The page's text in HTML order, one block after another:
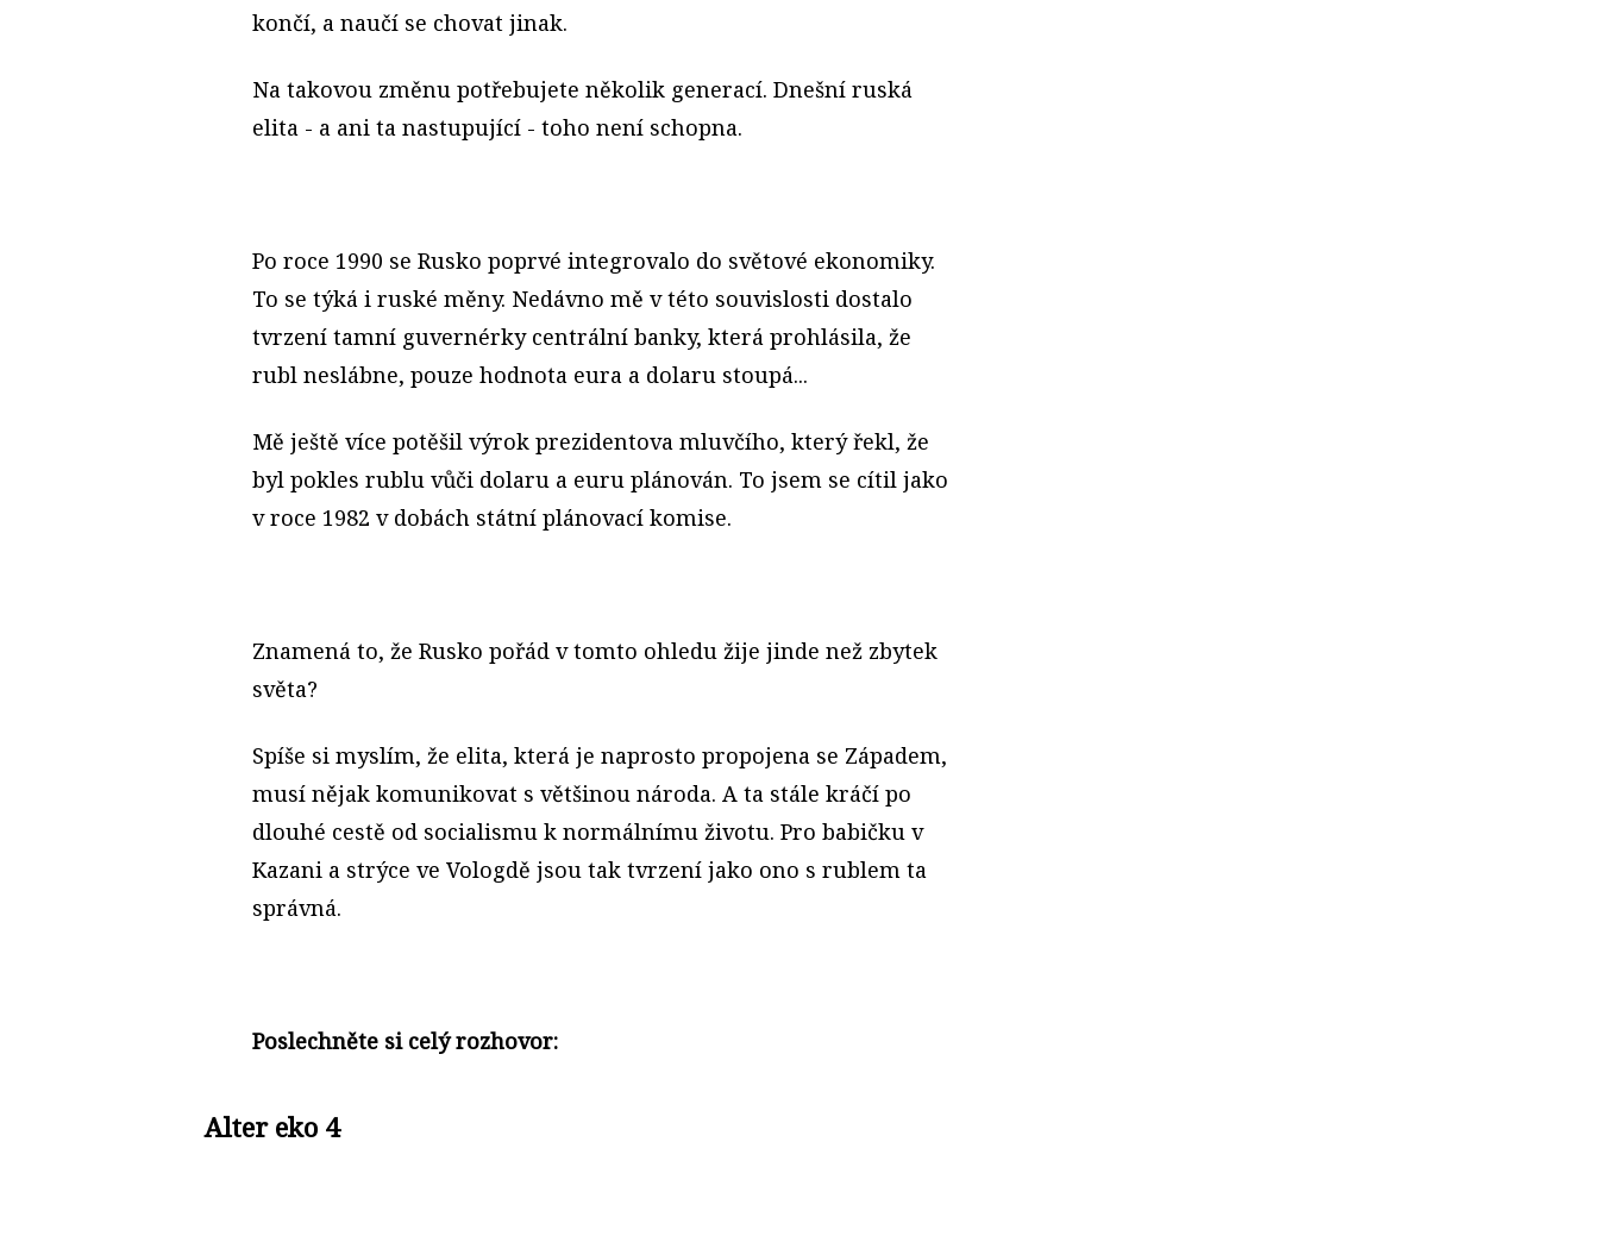
končí, a naučí se chovat jinak.
Na takovou změnu potřebujete několik generací. Dnešní ruská
elita - a ani ta nastupující - toho není schopna.
Po roce 1990 se Rusko poprvé integrovalo do světové ekonomiky.
To se týká i ruské měny. Nedávno mě v této souvislosti dostalo
tvrzení tamní guvernérky centrální banky, která prohlásila, že
rubl neslábne, pouze hodnota eura a dolaru stoupá...
Mě ještě více potěšil výrok prezidentova mluvčího, který řekl, že
byl pokles rublu vůči dolaru a euru plánován. To jsem se cítil jako
v roce 1982 v dobách státní plánovací komise.
Znamená to, že Rusko pořád v tomto ohledu žije jinde než zbytek
světa?
Spíše si myslím, že elita, která je naprosto propojena se Západem,
musí nějak komunikovat s většinou národa. A ta stále kráčí po
dlouhé cestě od socialismu k normálnímu životu. Pro babičku v
Kazani a strýce ve Vologdě jsou tak tvrzení jako ono s rublem ta
správná.
Poslechněte si celý rozhovor:
Alter eko 4